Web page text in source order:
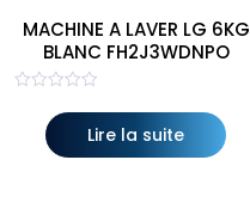
MACHINE A LAVER LG 6KG
BLANC FH2J3WDNPO
Lire la suite